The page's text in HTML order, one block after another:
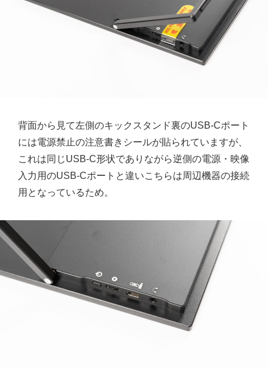
背面から見て左側のキックスタンド裏のUSB-Cポート
には電源禁止の注意書きシールが貼られていますが、
これは同じUSB-C形状でありながら逆側の電源・映像
入力用のUSB-Cポートと違いこちらは周辺機器の接続
用となっているため。